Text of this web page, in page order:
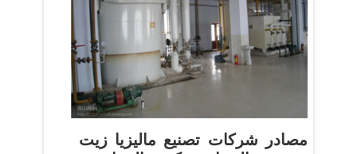
مصادر شركات تصنيع ماليزيا زيت